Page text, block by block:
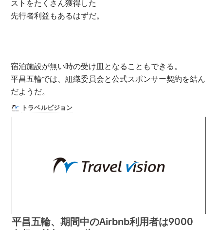
ストをたくさん獲得した
先行者利益もあるはずだ。
宿泊施設が無い時の受け皿となることもできる。
平昌五輪では、組織委員会と公式スポンサー契約を結ん
だようだ。